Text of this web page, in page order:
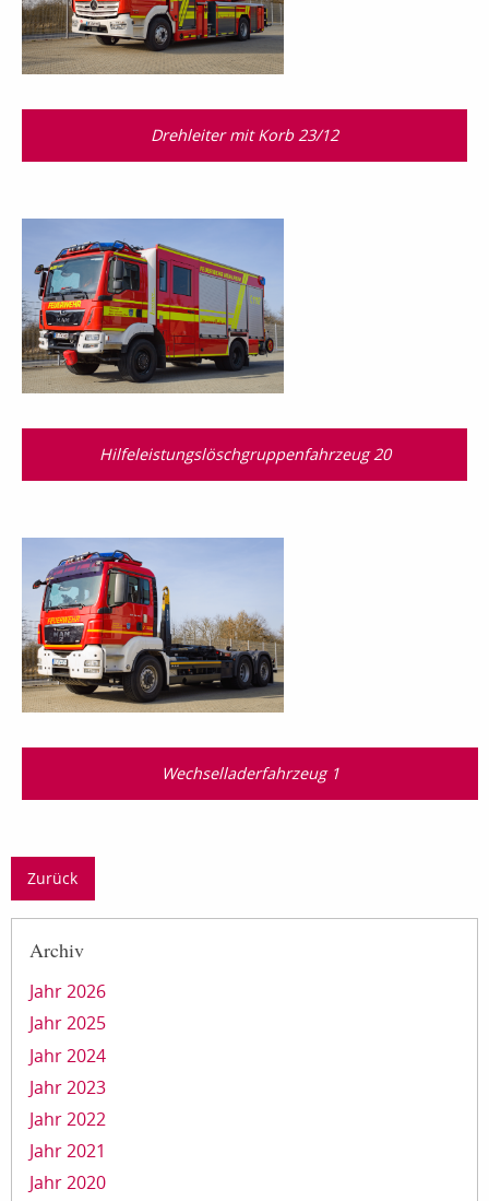
Drehleiter mit Korb 23/12
Hilfeleistungslösch­gruppen­fahrzeug 20
Wechselladerfahrzeug 1
Zurück
Archiv
Jahr 2026
Jahr 2025
Jahr 2024
Jahr 2023
Jahr 2022
Jahr 2021
Jahr 2020